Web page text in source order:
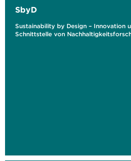
SbyD
Sustainability by Design – Innovation
Schnittstelle von